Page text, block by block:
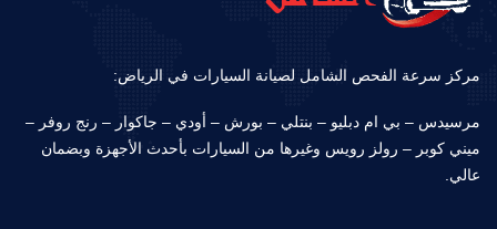
مركز سرعة الفحص الشامل لصيانة السيارات في الرياض:
مرسيدس – بي ام دبليو – بنتلي – بورش – أودي – جاكوار – رنج روفر –
ميني كوبر – رولز رويس وغيرها من السيارات بأحدث الأجهزة وبضمان
عالي.